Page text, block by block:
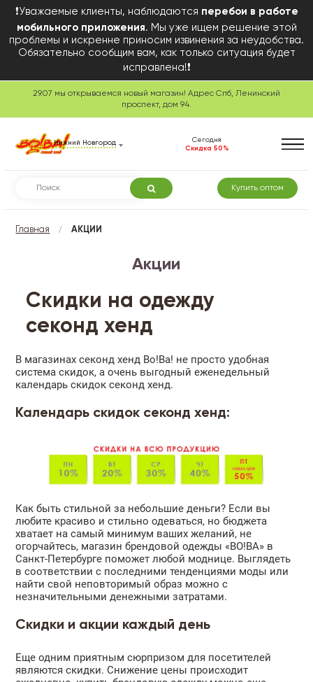
❗Уважаемые клиенты, наблюдаются перебои в работе
мобильного приложения. Мы уже ищем решение этой
проблемы и искренне приносим извинения за неудобства.
Обязательно сообщим вам, как только ситуация будет
исправлена!❗
29.07 мы открываемся новый магазин! Адрес Спб, Ленинский
проспект, дом 94.
Нижний Новгород
Сегодня
Скидка 50%
Купить оптом
Главная / АКЦИИ
Акции
Скидки на одежду
секонд хенд
В магазинах секонд хенд Во!Ва! не просто удобная
система скидок, а очень выгодный еженедельный
календарь скидок секонд хенд.
Календарь скидок секонд хенд:
Как быть стильной за небольшие деньги? Если вы
любите красиво и стильно одеваться, но бюджета
хватает на самый минимум ваших желаний, не
огорчайтесь, магазин брендовой одежды «ВО!ВА» в
Санкт-Петербурге поможет любой моднице. Выглядеть
в соответствии с последними тенденциями моды или
найти свой неповторимый образ можно с
незначительными денежными затратами.
Скидки и акции каждый день
Еще одним приятным сюрпризом для посетителей
являются скидки. Снижение цены происходит